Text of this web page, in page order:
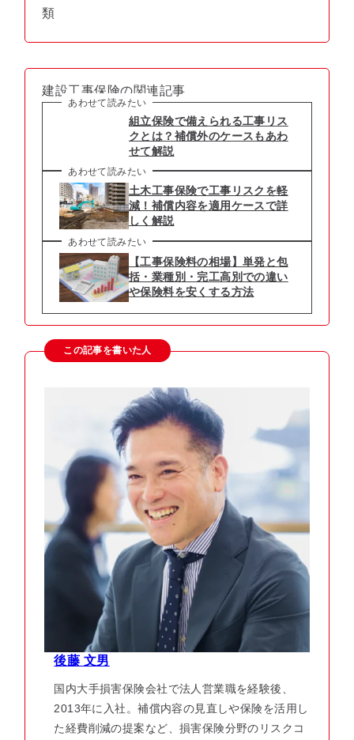
類
建設工事保険の関連記事
あわせて読みたい
組立保険で備えられる工事リス
クとは？補償外のケースもあわ
せて解説
あわせて読みたい
土木工事保険で工事リスクを軽
減！補償内容を適用ケースで詳
しく解説
あわせて読みたい
【工事保険料の相場】単発と包
括・業種別・完工高別での違い
や保険料を安くする方法
この記事を書いた人
後藤 文男
国内大手損害保険会社で法人営業職を経験後、
2013年に入社。補償内容の見直しや保険を活用し
た経費削減の提案など、損害保険分野のリスクコ